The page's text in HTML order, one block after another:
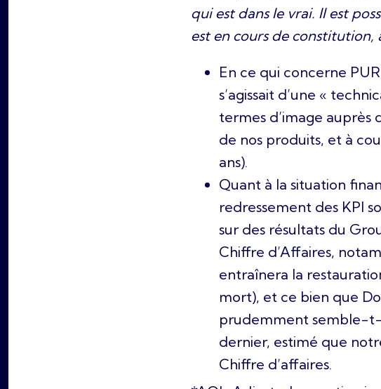
qui est dans le vrai. Il est
est en cours de constitution,
En ce qui concerne
s’agissait d’une «
termes d’image auprès
de nos produits, et à
ans).
Quant à la situation
redressement des KPI
sur des résultats du
Chiffre d’Affaires,
entraînera la
mort), et ce bien que
prudemment semble-t-
dernier, estimé que
Chiffre d’affaires.